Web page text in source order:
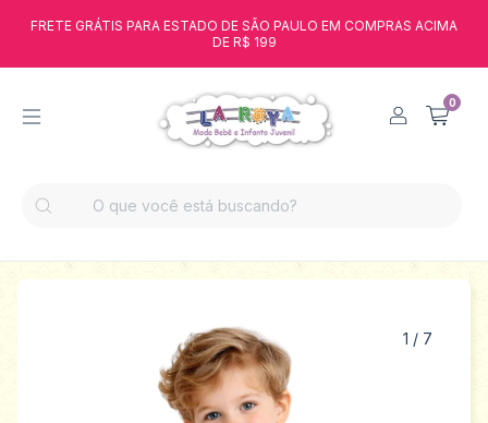
FRETE GRÁTIS PARA ESTADO DE SÃO PAULO EM COMPRAS ACIMA
DE R$ 199
0
1 / 7